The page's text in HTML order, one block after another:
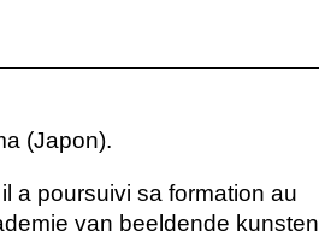
(Japon).
a poursuivi sa formation au
van beeldende kunsten